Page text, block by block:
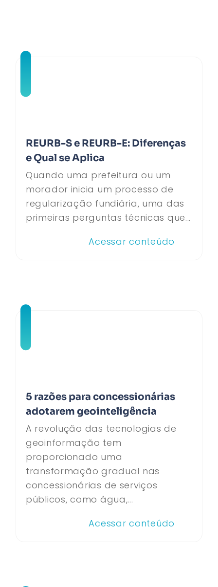
REURB-S e REURB-E: Diferenças
e Qual se Aplica
Quando uma prefeitura ou um
morador inicia um processo de
regularização fundiária, uma das
primeiras perguntas técnicas que...
Acessar conteúdo
5 razões para concessionárias
adotarem geointeligência
A revolução das tecnologias de
geoinformação tem
proporcionado uma
transformação gradual nas
concessionárias de serviços
públicos, como água,...
Acessar conteúdo